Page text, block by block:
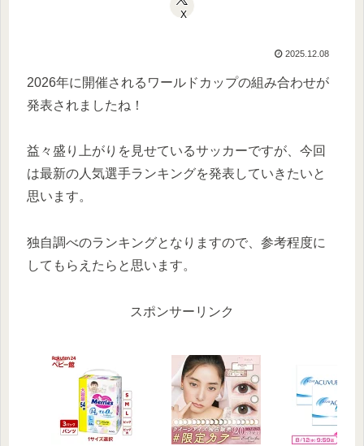
X
2025.12.08
2026年に開催されるワールドカップの組み合わせが
発表されましたね！
益々盛り上がりを見せているサッカーですが、今回
は最新の人気選手ランキングを発表していきたいと
思います。
独自調べのランキングとなりますので、参考程度に
してもらえたらと思います。
スポンサーリンク